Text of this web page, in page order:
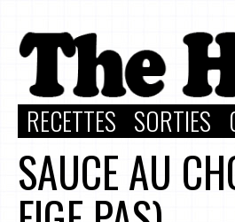
RECETTES SORTIES
SAUCE AU